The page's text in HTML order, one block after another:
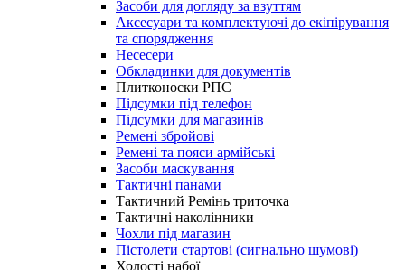
Засоби для догляду за взуттям
Аксесуари та комплектуючі до екіпірування
та спорядження
Несесери
Обкладинки для документів
Плитконоски РПС
Підсумки під телефон
Підсумки для магазинів
Ремені збройові
Ремені та пояси армійські
Засоби маскування
Тактичні панами
Тактичний Ремінь триточка
Тактичні наколінники
Чохли під магазин
Пістолети стартові (сигнально шумові)
Холості набої